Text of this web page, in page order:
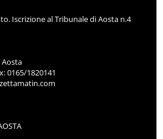
Iscrizione al Tribunale di Aosta n.4
Aosta
0165/1820141